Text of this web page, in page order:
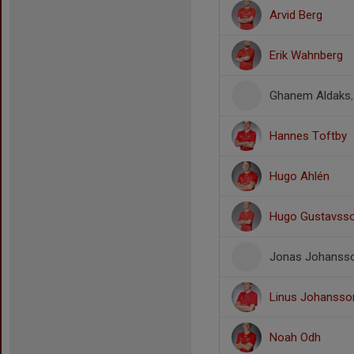
Arvid Berg
Erik Wahnberg
Ghanem Aldaks
Hannes Toftby
Hugo Ahlén
Hugo
Jonas
Linus
Noah Odh